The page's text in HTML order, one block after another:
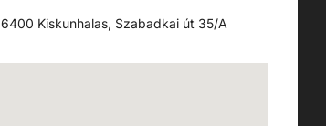
6400 Kiskunhalas, Szabadkai út 35/A